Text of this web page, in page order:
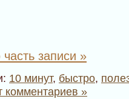
записи »
10 минут, быстро,
комментариев »